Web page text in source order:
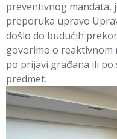
preventivnog mandata,
preporuka upravo
došlo do budućih
govorimo o reaktivnom
po prijavi građana ili
predmet.